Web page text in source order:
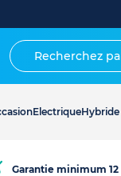
ElectriqueHybride
Garantie minimum